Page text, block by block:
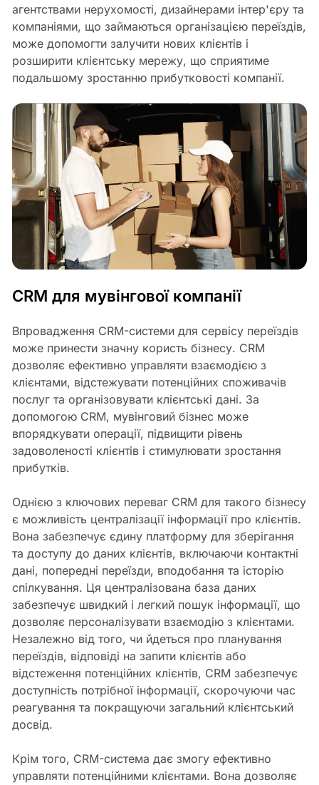
агентствами нерухомості, дизайнерами інтер'єру та
компаніями, що займаються організацією переїздів,
може допомогти залучити нових клієнтів і
розширити клієнтську мережу, що сприятиме
подальшому зростанню прибутковості компанії.
CRM для мувінгової компанії
Впровадження CRM-системи для сервісу переїздів
може принести значну користь бізнесу. CRM
дозволяє ефективно управляти взаємодією з
клієнтами, відстежувати потенційних споживачів
послуг та організовувати клієнтські дані. За
допомогою CRM, мувінговий бізнес може
впорядкувати операції, підвищити рівень
задоволеності клієнтів і стимулювати зростання
прибутків.
Однією з ключових переваг CRM для такого бізнесу
є можливість централізації інформації про клієнтів.
Вона забезпечує єдину платформу для зберігання
та доступу до даних клієнтів, включаючи контактні
дані, попередні переїзди, вподобання та історію
спілкування. Ця централізована база даних
забезпечує швидкий і легкий пошук інформації, що
дозволяє персоналізувати взаємодію з клієнтами.
Незалежно від того, чи йдеться про планування
переїздів, відповіді на запити клієнтів або
відстеження потенційних клієнтів, CRM забезпечує
доступність потрібної інформації, скорочуючи час
реагування та покращуючи загальний клієнтський
досвід.
Крім того, CRM-система дає змогу ефективно
управляти потенційними клієнтами. Вона дозволяє